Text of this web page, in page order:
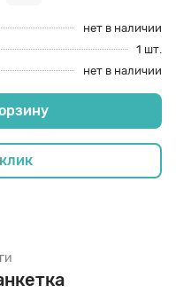
нет в наличии
1 шт.
нет в наличии